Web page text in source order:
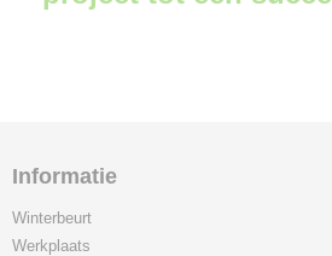
Informatie
Winterbeurt
Werkplaats